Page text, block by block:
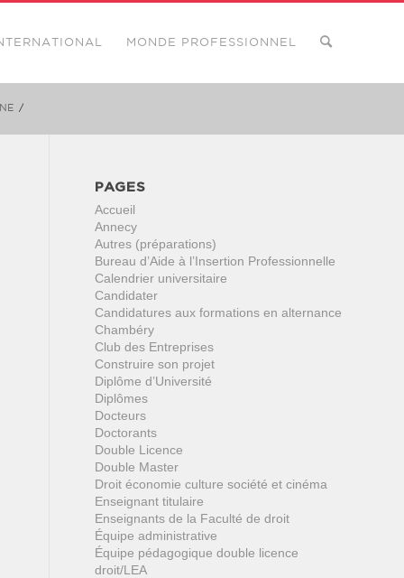
MONDE PROFESSIONNEL
/
PAGES
Accueil
Annecy
Autres (préparations)
Bureau d’Aide à l’Insertion Professionnelle
Calendrier universitaire
Candidater
Candidatures aux formations en alternance
Chambéry
Club des Entreprises
Construire son projet
Diplôme d’Université
Diplômes
Docteurs
Doctorants
Double Licence
Double Master
Droit économie culture société et cinéma
Enseignant titulaire
Enseignants de la Faculté de droit
Équipe administrative
Équipe pédagogique double licence
droit/LEA